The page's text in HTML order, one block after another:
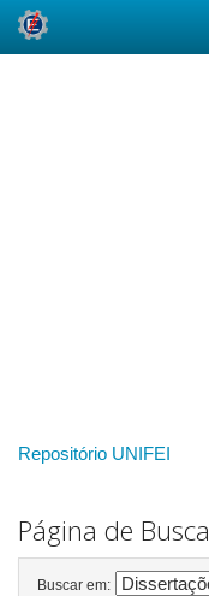
Repositório UNIFEI
Página de Busca
Buscar em: